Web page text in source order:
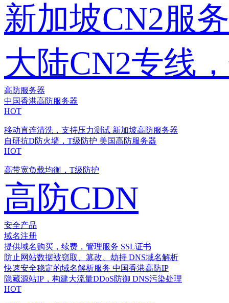
新加坡CN2服
大陆CN2专线
高防服务器
中国香港高防服务器
HOT
移动直连清洗，支持压力测试 新加坡高防服务器
自研抗D防火墙，T级防护 美国高防服务器
HOT
高带宽负载均衡，T级防护
高防CDN
安全产品
域名注册
提供域名购买，续费，管理服务 SSL证书
防止网站数据被窃取、篡改、劫持 DNS域名解析
快速安全稳定的域名解析服务 中国香港高防IP
隐藏源站IP，构建大流量DDoS防御 DNS污染处理
HOT